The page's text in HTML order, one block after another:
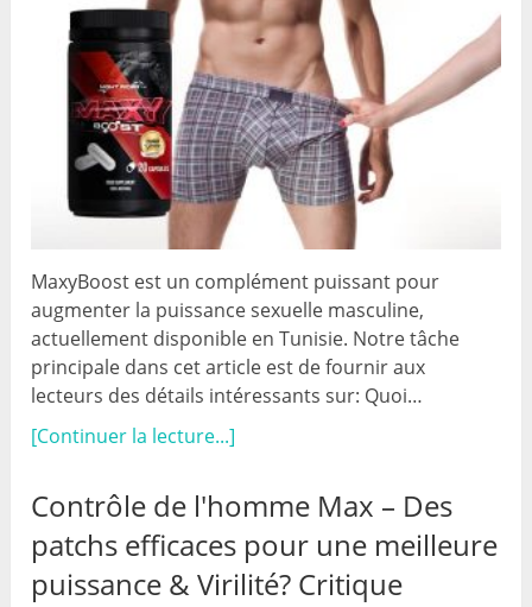
MaxyBoost est un complément puissant pour
augmenter la puissance sexuelle masculine,
actuellement disponible en Tunisie. Notre tâche
principale dans cet article est de fournir aux
lecteurs des détails intéressants sur: Quoi…
[Continuer la lecture...]
Contrôle de l'homme Max – Des
patchs efficaces pour une meilleure
puissance & Virilité? Critique